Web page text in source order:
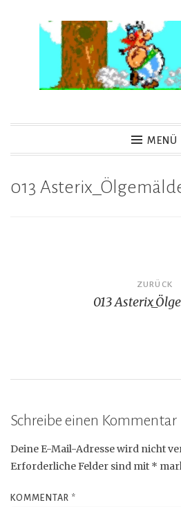
Game Not Over
MENÜ
013
Beitragsnavigation
ZURÜCK
013
Schreibe einen Kommentar
Deine E-Mail-Adresse wird nicht
Erforderliche Felder sind mit *
KOMMENTAR *